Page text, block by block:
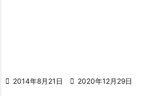
 2014年8月21日  2020年12月29日